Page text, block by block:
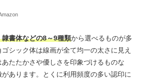
書体などの8～9種類から選べるものが多
シック体は線画が全て均一の太さに見え
たたかさや優しさを印象づけるものな
あります。とくに利用頻度の多い認印に